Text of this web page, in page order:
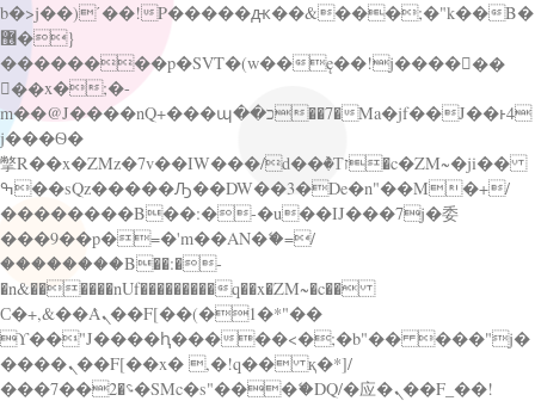
b�>j��)΄��!P�����ԫ��&���;�"k��B�
޶�}
��������p�SVT�(w��ę��!j������
��x�;�-
m��@J����nQ+���պ��כ��7�Ma�jf��J��ͱ4
j���Ѳ�
撆R��x�ZMz�7v��IW���/d��ٞ�Тז�c�ZM~�ji��
ߒ��sQz�����Ԡ��DW��3�De�n"��M�+/
��������B��:�-�u��IJ���7j�委
���9��p�=�'m��AN�ޭ�=/
��������B��:�-
�n&������nUf���������q��x�ZM~�c��
Ϲ�+,&��Ὰܢ��F[��(�1�*"��
ϒ��"J����ԧ�����<�;�b"�� ���"j�
����ܢ��F[��x� ,�!q�� қ�*]/
���؝�2��7�SMc�s"���ޭ�DQ/�应�ܢ��F_��!